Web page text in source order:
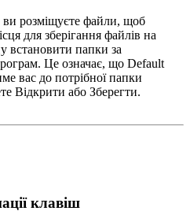
ви розміщуєте файли, щоб
для зберігання файлів на
встановити папки за
Це означає, що Default
вас до потрібної папки
Відкрити або Зберегти.
клавіш